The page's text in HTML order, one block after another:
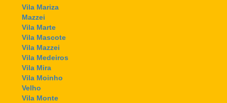
Vila Mariza
Mazzei
Vila Marte
Vila Mascote
Vila Mazzei
Vila Medeiros
Vila Mira
Vila Moinho
Velho
Vila Monte